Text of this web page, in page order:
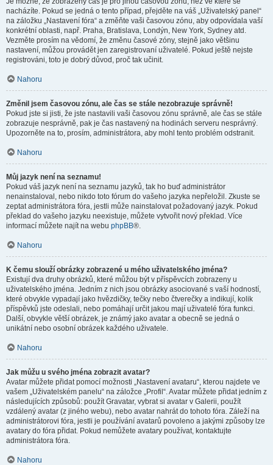
nacházíte. Pokud se jedná o tento případ, přejděte na váš „Uživatelský panel“
na záložku „Nastavení fóra“ a změňte vaši časovou zónu, aby odpovídala vaší
konkrétní oblasti, např. Praha, Bratislava, Londýn, New York, Sydney atd.
Vezměte prosím na vědomí, že změnu časové zóny, stejně jako většinu
nastavení, můžou provádět jen zaregistrovaní uživatelé. Pokud ještě nejste
registrováni, toto je dobrý důvod, proč tak učinit.
Nahoru
Změnil jsem časovou zónu, ale čas se stále nezobrazuje správně!
Pokud jste si jisti, že jste nastavili vaši časovou zónu správně, ale čas se stále
zobrazuje nesprávně, pak je čas nastavený na hodinách serveru nesprávný.
Upozorněte na to, prosím, administrátora, aby mohl tento problém odstranit.
Nahoru
Můj jazyk není na seznamu!
Pokud váš jazyk není na seznamu jazyků, tak ho buď administrátor
nenainstaloval, nebo nikdo toto fórum do vašeho jazyka nepřeložil. Zkuste se
zeptat administrátora fóra, jestli může nainstalovat požadovaný jazyk. Pokud
překlad do vašeho jazyku neexistuje, můžete vytvořit nový překlad. Více
informací můžete najít na webu phpBB®.
Nahoru
K čemu slouží obrázky zobrazené u mého uživatelského jména?
Existují dva druhy obrázků, které můžou být v příspěvcích zobrazeny u
uživatelského jména. Jedním z nich jsou obrázky asociované s vaší hodností,
které obvykle vypadají jako hvězdičky, tečky nebo čtverečky a indikují, kolik
příspěvků jste odeslali, nebo pomáhají určit jakou mají uživatelé fóra funkci.
Další, obvykle větší obrázek, je známý jako avatar a obecně se jedná o
unikátní nebo osobní obrázek každého uživatele.
Nahoru
Jak můžu u svého jména zobrazit avatar?
Avatar můžete přidat pomocí možnosti „Nastavení avataru“, kterou najdete ve
vašem „Uživatelském panelu“ na záložce „Profil“. Avatar můžete přidat jedním z
následujících způsobů: použít Gravatar, vybrat si avatar v Galerii, použít
vzdálený avatar (z jiného webu), nebo avatar nahrát do tohoto fóra. Záleží na
administrátorovi fóra, jestli je používání avatarů povoleno a jakými způsoby lze
avatary do fóra přidat. Pokud nemůžete avatary používat, kontaktujte
administrátora fóra.
Nahoru